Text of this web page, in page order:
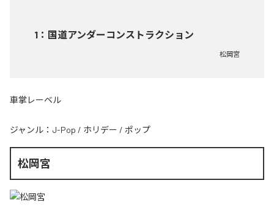
1 ： 国道アンダーコンストラクション
松岡宮
車掌レーベル
ジャンル： J-Pop / ホリデー / ポップ
松岡宮